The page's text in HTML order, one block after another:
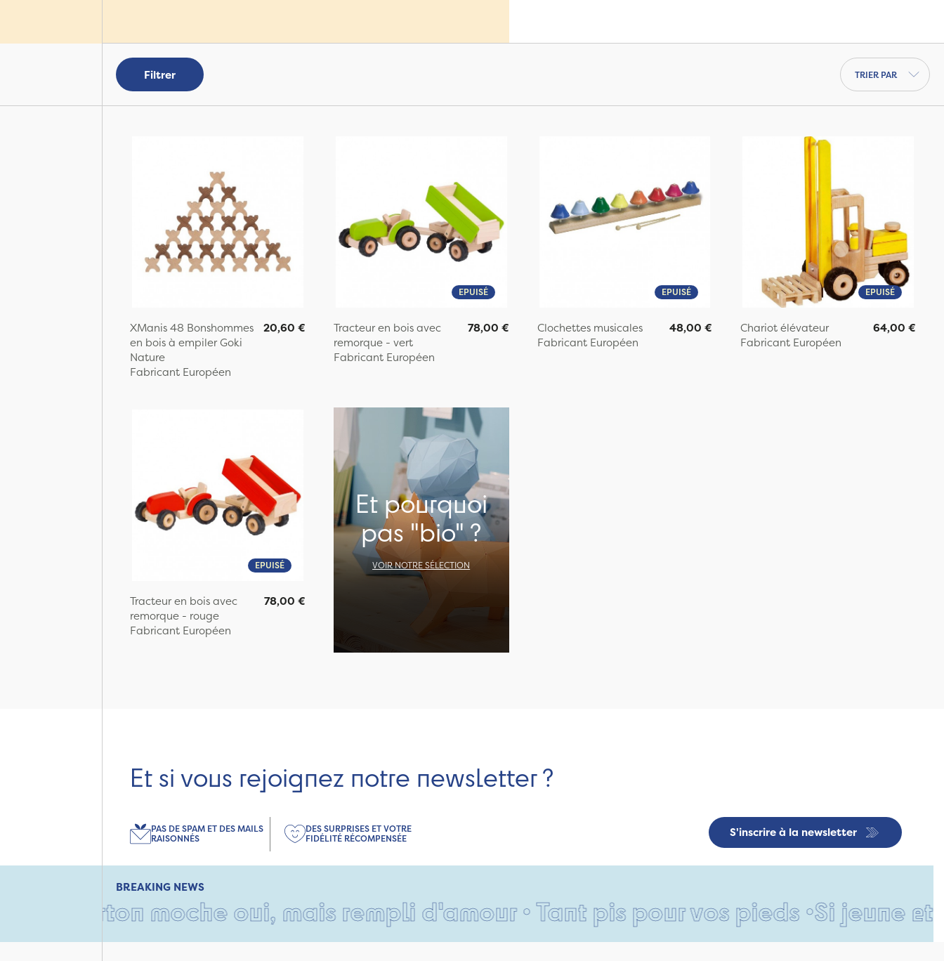
Pour les plus jeunes, découvreznotre sélection dès 6
Filtrer
Trier par
XManis 48 Bonshommes
en bois à empiler Goki
Nature
Fabricant Européen
20,60 €
EPUISÉ
Tracteur en bois avec
remorque - vert
Fabricant Européen
78,00 €
EPUISÉ
Clochettes musicales
Fabricant Européen
48,00 €
EPUISÉ
Chariot élévateur
Fabricant Européen
64,00 €
EPUISÉ
Tracteur en bois avec
remorque - rouge
Fabricant Européen
78,00 €
Et pourquoi
pas "bio" ?
VOIR NOTRE SÉLECTION
Et si vous rejoignez notre newsletter ?
S'inscrire à la newsletter
PAS DE SPAM ET DES MAILS
RAISONNÉS
DES SURPRISES ET VOTRE
FIDÉLITÉ RÉCOMPENSÉE
BREAKING NEWS
moche oui, mais rempli d'amour • Tant pis pour vos pieds •Si jeune et déjà